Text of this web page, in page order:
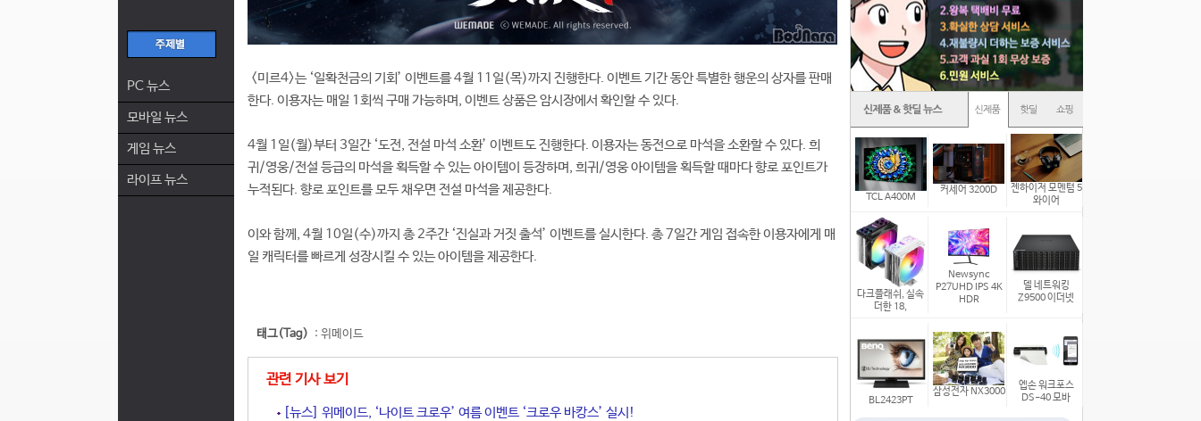
PC 뉴스
모바일 뉴스
게임 뉴스
라이프 뉴스
<미르4>는 ‘일확천금의 기회’ 이벤트를 4월 11일(목)까지 진행한다. 이벤트 기간 동안 특별한 행운의 상자를 판매
한다. 이용자는 매일 1회씩 구매 가능하며, 이벤트 상품은 암시장에서 확인할 수 있다.
4월 1일(월)부터 3일간 ‘도전, 전설 마석 소환’ 이벤트도 진행한다. 이용자는 동전으로 마석을 소환할 수 있다. 희
귀/영웅/전설 등급의 마석을 획득할 수 있는 아이템이 등장하며, 희귀/영웅 아이템을 획득할 때마다 향로 포인트가
누적된다. 향로 포인트를 모두 채우면 전설 마석을 제공한다.
이와 함께, 4월 10일(수)까지 총 2주간 ‘진실과 거짓 출석’ 이벤트를 실시한다. 총 7일간 게임 접속한 이용자에게 매
일 캐릭터를 빠르게 성장시킬 수 있는 아이템을 제공한다.
태그(Tag) : 위메이드
관련 기사 보기
[뉴스] 위메이드, ‘나이트 크로우’ 여름 이벤트 ‘크로우 바캉스’ 실시!
TCL A400M
커세어 3200D
젠하이저 모멘텀 5
와이어
다크플래쉬, 실속
더한 18,
Newsync
P27UHD IPS 4K
HDR
델 네트워킹
Z9500 이더넷
BL2423PT
삼성전자 NX3000
엡손 워크포스
DS-40 모바